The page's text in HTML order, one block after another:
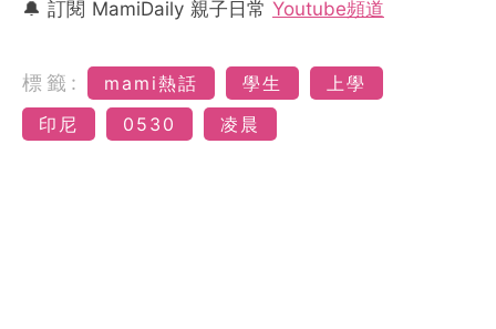
🔔 訂閱 MamiDaily 親子日常 Youtube頻道
標籤: mami熱話 學生
上學
印尼
0530 凌晨